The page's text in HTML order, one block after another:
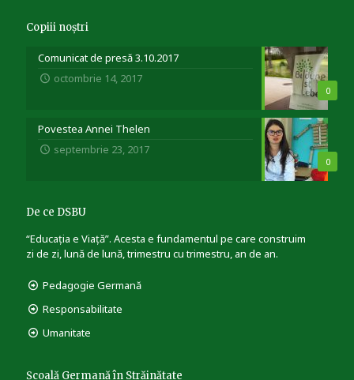
Copiii noștri
0
Comunicat de presă 3.10.2017
octombrie 14, 2017
0
Povestea Annei Thelen
septembrie 23, 2017
De ce DSBU
“Educația e Viață”. Acesta e fundamentul pe care construim
zi de zi, lună de lună, trimestru cu trimestru, an de an.
Pedagogie Germană
Responsabilitate
Umanitate
Școală Germană în Străinătate